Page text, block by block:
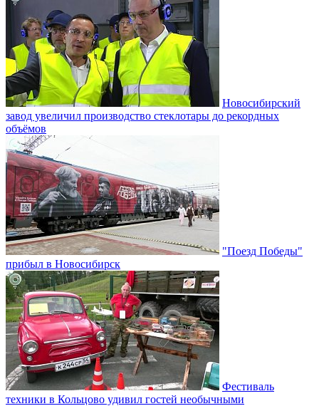
Новосибирский
завод увеличил производство стеклотары до рекордных
объёмов
"Поезд Победы"
прибыл в Новосибирск
Фестиваль
техники в Кольцово удивил гостей необычными